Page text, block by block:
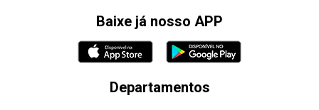
Baixe já nosso APP
Departamentos